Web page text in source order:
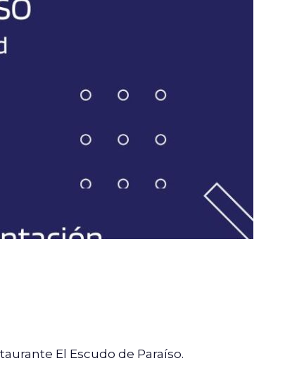
El Escudo de Paraíso.